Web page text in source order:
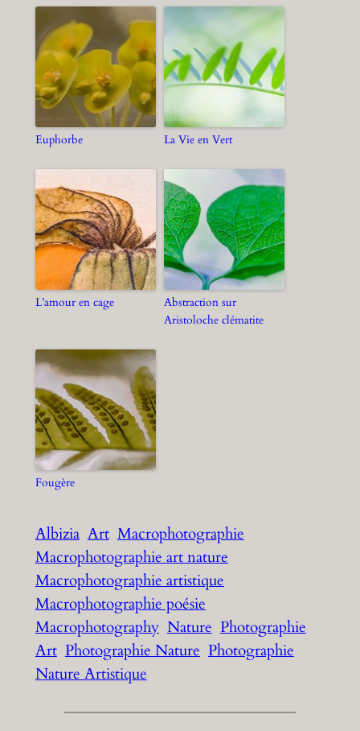
Euphorbe La Vie en Vert
L’amour en cage
Abstraction sur
Aristoloche clématite
Fougère
Albizia Art Macrophotographie
Macrophotographie art nature
Macrophotographie artistique
Macrophotographie poésie
Macrophotography Nature Photographie
Art Photographie Nature Photographie
Nature Artistique